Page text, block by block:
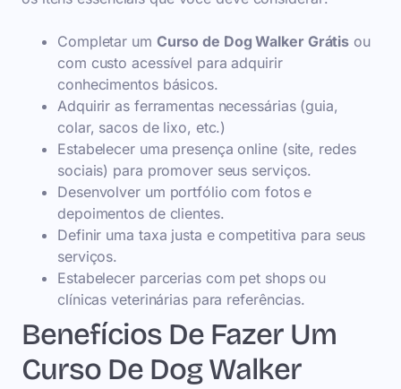
Completar um Curso de Dog Walker Grátis ou
com custo acessível para adquirir
conhecimentos básicos.
Adquirir as ferramentas necessárias (guia,
colar, sacos de lixo, etc.)
Estabelecer uma presença online (site, redes
sociais) para promover seus serviços.
Desenvolver um portfólio com fotos e
depoimentos de clientes.
Definir uma taxa justa e competitiva para seus
serviços.
Estabelecer parcerias com pet shops ou
clínicas veterinárias para referências.
Benefícios De Fazer Um
Curso De Dog Walker